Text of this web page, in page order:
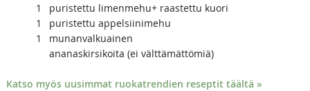
1
puristettu limenmehu+ raastettu kuori
1
puristettu appelsiinimehu
1
munanvalkuainen
ananaskirsikoita (ei välttämättömiä)
Katso myös uusimmat ruokatrendien reseptit täältä »